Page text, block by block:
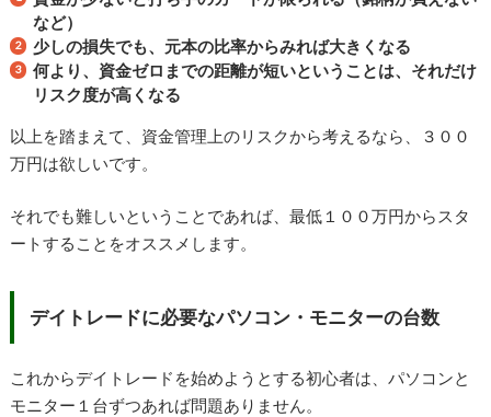
など）
少しの損失でも、元本の比率からみれば大きくなる
何より、 資金ゼロまでの距離が短いということは、それだけ
リスク度が高くなる
以上を踏まえて、資金管理上のリスクから考えるなら、３００
万円は欲しいです。
それでも難しいということであれば、最低１００万円からスタ
ートすることをオススメします。
デイトレードに必要なパソコン・モニターの台数
これからデイトレードを始めようとする初心者は、パソコンと
モニター１台ずつあれば問題ありません。